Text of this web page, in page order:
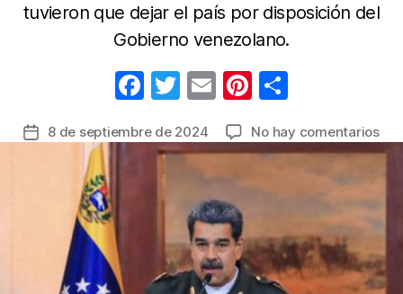
tuvieron que dejar el país por disposición del
Gobierno venezolano.
F
c
e
b
o
k
T
itt
er
E
ail
Pi
er
e
st
m
p
ar
tir
Fecha
entrada
8 de septiembre de 2024 No hay comentariosen